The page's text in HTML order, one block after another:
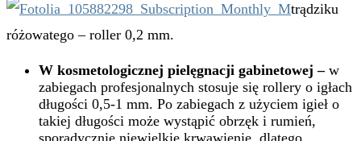
trądziku
różowatego – roller 0,2 mm.
W kosmetologicznej pielęgnacji gabinetowej – w
zabiegach profesjonalnych stosuje się rollery o igłach
długości 0,5-1 mm. Po zabiegach z użyciem igieł o
takiej długości może wystąpić obrzęk i rumień,
sporadycznie niewielkie krwawienie, dlatego